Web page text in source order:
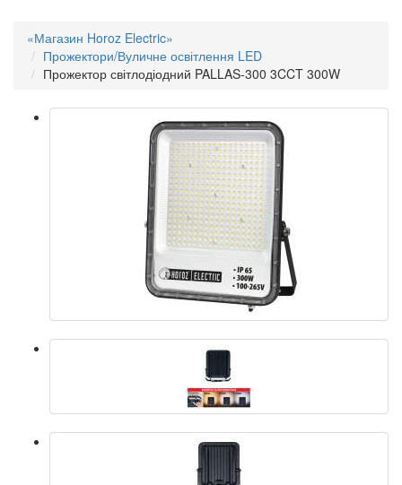
«Магазин Horoz Electric»
Прожектори/Вуличне освітлення LED
Прожектор світлодіодний PALLAS-300 3CCT 300W